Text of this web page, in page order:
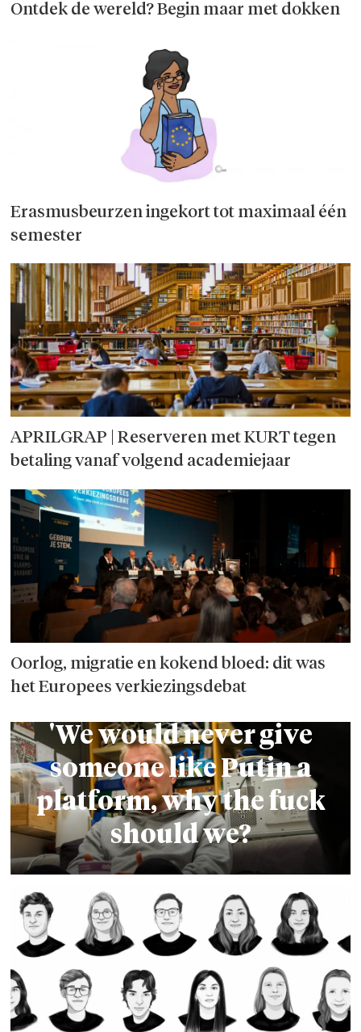
Ontdek de wereld? Begin maar met dokken
Erasmusbeurzen ingekort tot maximaal één
semester
APRILGRAP | Reserveren met KURT tegen
betaling vanaf volgend academiejaar
Oorlog, migratie en kokend bloed: dit was
het Europees verkiezings­debat
'We would never give
someone like Putin a
platform, why the fuck
should we?